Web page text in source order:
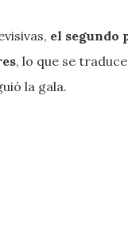
el segundo
, lo que se
la gala.